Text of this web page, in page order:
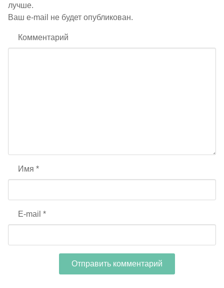
лучше.
Ваш e-mail не будет опубликован.
Комментарий
Имя *
E-mail *